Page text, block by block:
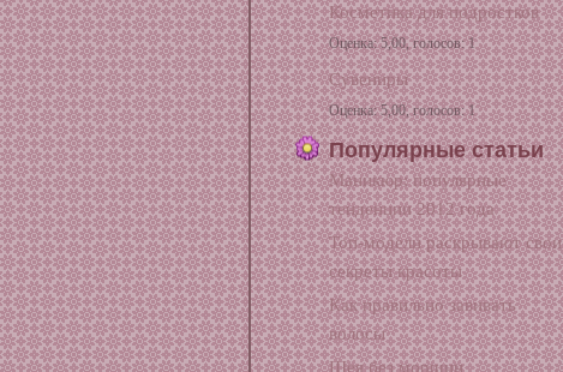
Косметика для подростков
Оценка: 5,00, голосов: 1
Сувениры
Оценка: 5,00, голосов: 1
Популярные статьи
Маникюр: популярные
тенденции 2012 года
Топ-модели раскрывают свои
секреты красоты
Как правильно завивать
волосы
Шея без морщин